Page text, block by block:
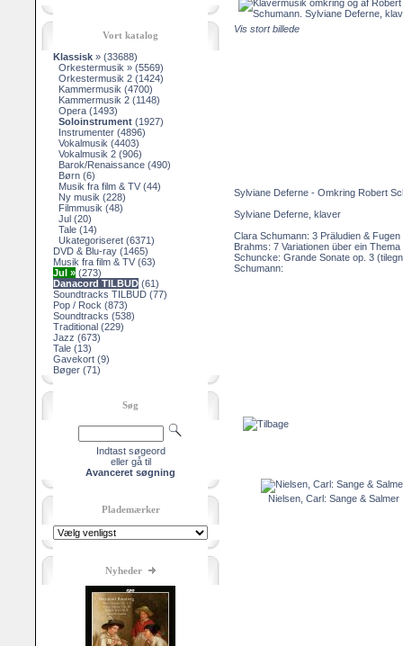
Vort katalog
Klassisk » (33688)
Orkestermusik » (5569)
Orkestermusik 2 (1424)
Kammermusik (4700)
Kammermusik 2 (1148)
Opera (1493)
Soloinstrument (1927)
Instrumenter (4896)
Vokalmusik (4403)
Vokalmusik 2 (906)
Barok/Renaissance (490)
Børn (6)
Musik fra film & TV (44)
Ny musik (228)
Filmmusik (48)
Jul (20)
Tale (14)
Ukategoriseret (6371)
DVD & Blu-ray (1465)
Musik fra film & TV (63)
Jul » (273)
Danacord TILBUD (61)
Soundtracks TILBUD (77)
Pop / Rock (873)
Soundtracks (538)
Traditional (229)
Jazz (673)
Tale (13)
Gavekort (9)
Bøger (71)
Søg
Indtast søgeord
eller gå til
Avanceret søgning
Plademærker
Nyheder
Vis stort billede
Sylviane Deferne - Omkring Robert
Sylviane Deferne, klaver
Clara Schumann: 3 Präludien & Fugen
Brahms: 7 Variationen über ein
Schuncke: Grande Sonate op. 3
Schumann:
Nielsen, Carl: Sange & Salmer